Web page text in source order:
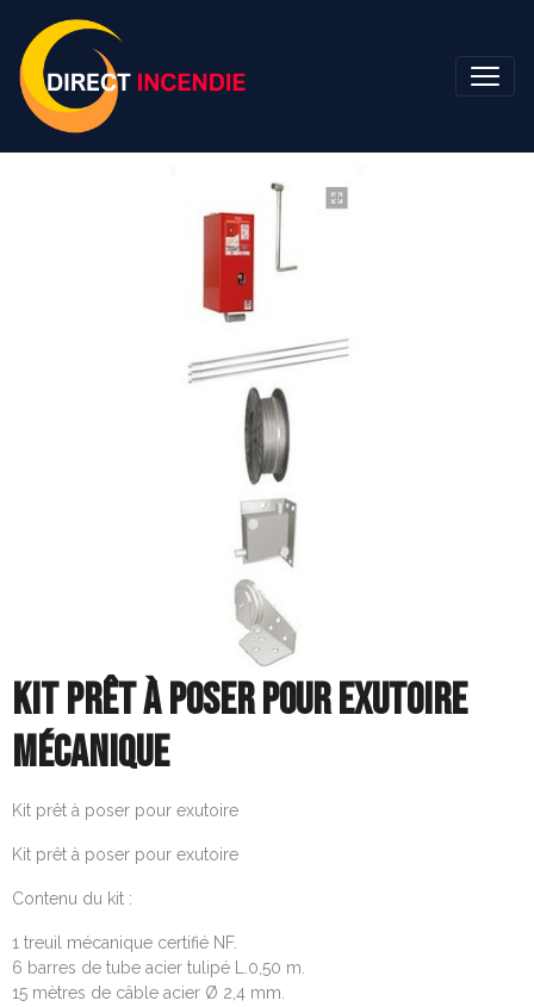
KIT PRÊT À POSER POUR EXUTOIRE
MÉCANIQUE
Kit prêt à poser pour exutoire
Kit prêt à poser pour exutoire
Contenu du kit :
1 treuil mécanique certifié NF.
6 barres de tube acier tulipé L.0,50 m.
15 mètres de câble acier Ø 2,4 mm.